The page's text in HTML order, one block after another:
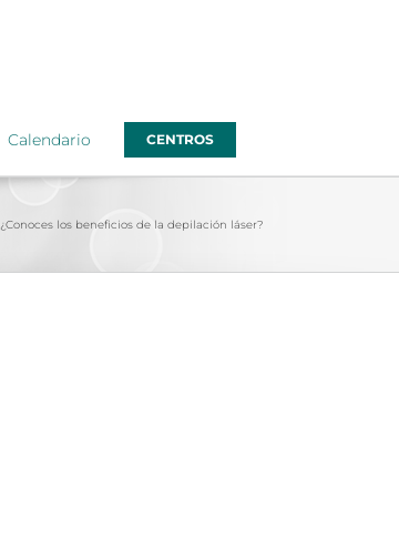
Calendario CENTROS
¿Conoces los beneficios de la depilación láser?